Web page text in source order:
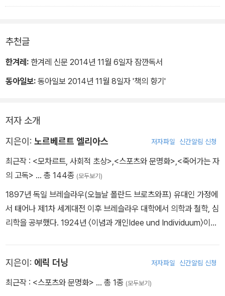
은 분야의 전문가들이 있다. 각 집단은 소위 고유한 상아탑에서 일을
서 탐구할 수 없는 많은 문제들이 또한 존재한다. 18세기 영국의 권력
구조와 스포츠 성격을 띤 여가놀이의 발전 사이에서 볼 수 있는 상호
관계가 좋은 보기이다
·여가 활동을 ‘긴장의 완화’ 또는 ‘노동 긴장으로부터의 회복’을 제공
현대 사회학적 저술에서 아주 널리 퍼진 가정으로 나타난다. 긴장은
탐구해야 할 대상으로 인식되지 않고, 제거해야 할 어떤 것으로 인식
된다. 그래서 여가를 긴장을 제거하는 방법으로 접근하는 기능적인
연구는 잘못되기 쉽다. 특정한 사회학적 가정은 현실에 적합한 연구
를 방해한다. 다수 연구자가 제시한 기존의 평가는 (주로) 기능주의적
인 모습만을 취하고 있다. 만약 긴장이 단순히 사람들이 없애고자 하
키는 무언가를 찾는가?
｜본문 157쪽, ‘자유시간 스펙트럼 안에서 여가’ 중에서 ■
·사실 스포츠는 인간이 계획 없이 만들어 낸 가장 훌륭한 사회적 발명
추천글
한겨레: 한겨레 신문 2014년 11월 6일자 잠깐독서
동아일보: 동아일보 2014년 11월 8일자 '책의 향기'
저자 소개
지은이: 노르베르트 엘리아스 저자파일 신간알림 신청
최근작 : <모차르트, 사회적 초상>,<스포츠와 문명화>,<죽어가는 자
의 고독> … 총 144종 (모두보기)
1897년 독일 브레슬라우(오늘날 폴란드 브로츠와프) 유대인 가정에
서 태어나 제1차 세계대전 이후 브레슬라우 대학에서 의학과 철학, 심
리학을 공부했다. 1924년 〈이념과 개인Idee und Individuum〉이라
였던 하이델베르크 대학에서 사회학 공부를 시작했다. 1930년 헝가
리 태생의 사회학자 카를 만하임Karl Mannheim을 따라 프랑크푸르
지은이: 에릭 더닝 저자파일 신간알림 신청
최근작 : <스포츠와 문명화> … 총 1종 (모두보기)